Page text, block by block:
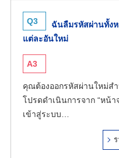
Q3
ฉันลืมรหัสผ่านทั้ง
แต่ละอันใหม่
A3
คุณต้องออกรหัสผ่านใหม่ส
โปรดดำเนินการจาก “หน้
เข้าสู่ระบบ…